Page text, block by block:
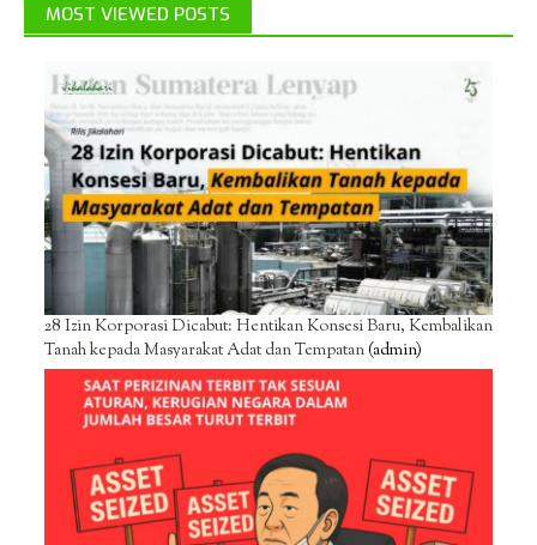
MOST VIEWED POSTS
28 Izin Korporasi Dicabut: Hentikan Konsesi Baru, Kembalikan
Tanah kepada Masyarakat Adat dan Tempatan(admin)